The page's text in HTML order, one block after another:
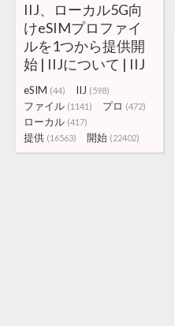
IIJ、ローカル5G向
けeSIMプロファイ
ルを1つから提供開
始 | IIJについて | IIJ
eSIM (44) IIJ (598)
ファイル (1141) プロ (472)
ローカル (417)
提供 (16563) 開始 (22402)